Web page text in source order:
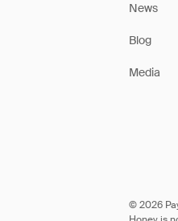
News
Blog
Media
© 2026